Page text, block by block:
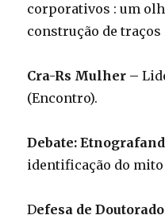
corporativos : um
construção de traços
Cra-Rs Mulher –
(Encontro).
Debate:
identificação do mito
Defesa de